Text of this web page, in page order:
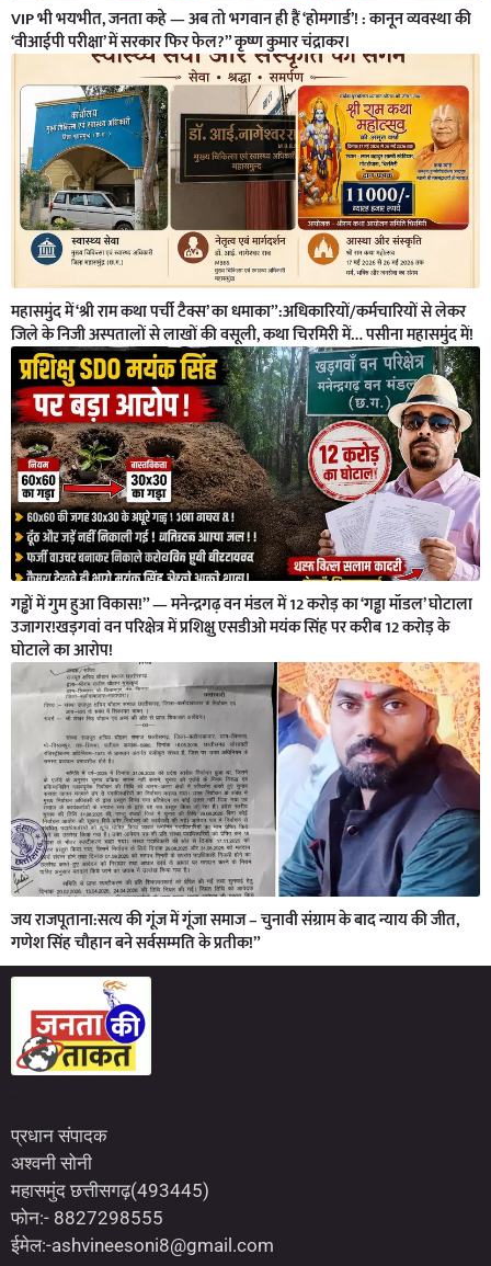
VIP भी भयभीत, जनता कहे — अब तो भगवान ही हैं ‘होमगार्ड’! : कानून व्यवस्था की
‘वीआईपी परीक्षा’ में सरकार फिर फेल?” कृष्ण कुमार चंद्राकर।
महासमुंद में ‘श्री राम कथा पर्ची टैक्स’ का धमाका”:अधिकारियों/कर्मचारियों से लेकर
जिले के निजी अस्पतालों से लाखों की वसूली, कथा चिरमिरी में… पसीना महासमुंद में!
गड्ढों में गुम हुआ विकास!” — मनेन्द्रगढ़ वन मंडल में 12 करोड़ का ‘गड्ढा मॉडल’ घोटाला
उजागर!खड़गवां वन परिक्षेत्र में प्रशिक्षु एसडीओ मयंक सिंह पर करीब 12 करोड़ के
घोटाले का आरोप!
जय राजपूताना:सत्य की गूंज में गूंजा समाज – चुनावी संग्राम के बाद न्याय की जीत,
गणेश सिंह चौहान बने सर्वसम्मति के प्रतीक!”
प्रधान संपादक
अश्वनी सोनी
महासमुंद छत्तीसगढ़(493445)
फोन:- 8827298555
ईमेल:-ashvineesoni8@gmail.com